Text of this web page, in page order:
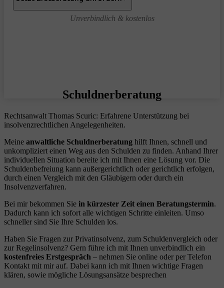
Unverbindlich & kostenlos
Schuldnerberatung
Rechtsanwalt Thomas Scuric: Erfahrene Unterstützung bei
insolvenzrechtlichen Angelegenheiten.
Meine anwaltliche Schuldnerberatung hilft Ihnen, schnell und
unkompliziert einen Weg aus den Schulden zu finden. Anhand Ihrer
individuellen Situation bereite ich mit Ihnen eine Lösung vor. Die
Schuldenbefreiung kann außergerichtlich oder gerichtlich erfolgen,
durch einen Vergleich mit den Gläubigern oder durch ein
Insolvenzverfahren.
Bei mir bekommen Sie in kürzester Zeit einen Beratungstermin.
Dadurch kann ich sofort alle wichtigen Schritte einleiten. Umso
schneller sind Sie Ihre Schulden los.
Haben Sie Fragen zur Privatinsolvenz, zum Schuldenvergleich oder
zur Regelinsolvenz? Gern führe ich mit Ihnen unverbindlich ein
kostenfreies Erstgespräch – nehmen Sie online oder per Telefon
Kontakt mit mir auf. Dabei kann ich mit Ihnen wichtige Fragen
klären, sowie mögliche Lösungsansätze besprechen